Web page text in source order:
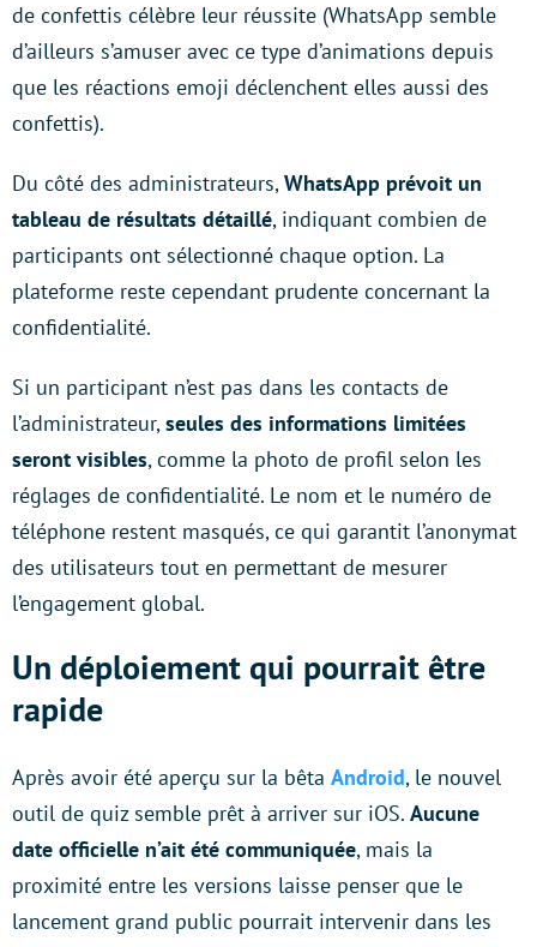
de confettis célèbre leur réussite (WhatsApp semble
d’ailleurs s’amuser avec ce type d’animations depuis
que les réactions emoji déclenchent elles aussi des
confettis).
Du côté des administrateurs,WhatsApp prévoit un
tableau de résultats détaillé, indiquant combien de
participants ont sélectionné chaque option. La
plateforme reste cependant prudente concernant la
confidentialité.
Si un participant n’est pas dans les contacts de
l’administrateur,seules des informations limitées
seront visibles, comme la photo de profil selon les
réglages de confidentialité. Le nom et le numéro de
téléphone restent masqués, ce qui garantit l’anonymat
des utilisateurs tout en permettant de mesurer
l’engagement global.
Un déploiement qui pourrait être
rapide
Après avoir été aperçu sur la bêta Android, le nouvel
outil de quiz semble prêt à arriver sur iOS. Aucune
date officielle n’ait été communiquée, mais la
proximité entre les versions laisse penser que le
lancement grand public pourrait intervenir dans les